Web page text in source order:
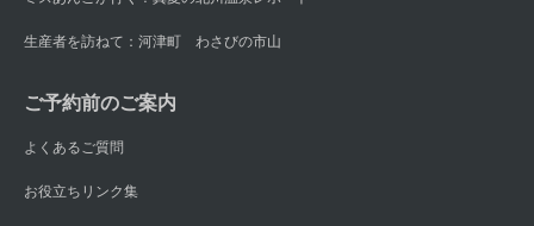
生産者を訪ねて：河津町 わさびの市山
ご予約前のご案内
よくあるご質問
お役立ちリンク集